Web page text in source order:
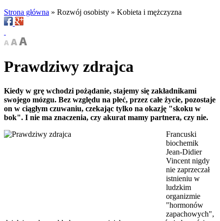
Strona główna » Rozwój osobisty » Kobieta i mężczyzna
Prawdziwy zdrajca
Kiedy w grę wchodzi pożądanie, stajemy się zakładnikami
swojego mózgu. Bez względu na płeć, przez całe życie, pozostaje
on w ciągłym czuwaniu, czekając tylko na okazję "skoku w
bok". I nie ma znaczenia, czy akurat mamy partnera, czy nie.
Francuski
biochemik
Jean-Didier
Vincent nigdy
nie zaprzeczał
istnieniu w
ludzkim
organizmie
"hormonów
zapachowych",